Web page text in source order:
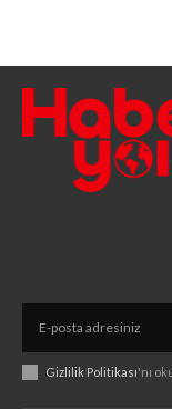
Gizlilik Politikası'nı